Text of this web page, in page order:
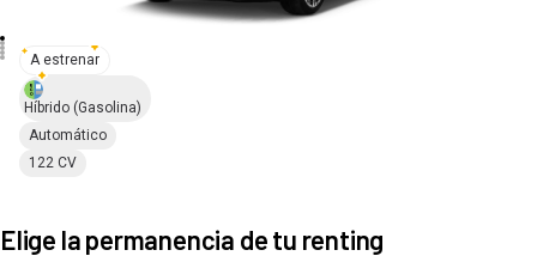
A estrenar
Híbrido (Gasolina)
Automático
122 CV
Elige la permanencia de tu renting